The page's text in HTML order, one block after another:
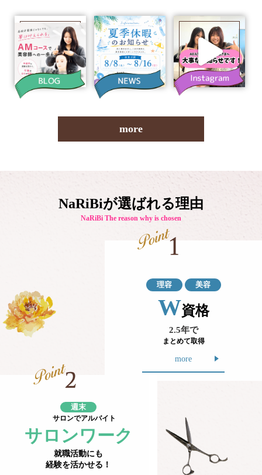
more
NaRiBiが選ばれる理由
NaRiBi The reason why is chosen
理容 美容
W資格
2.5年で
まとめて取得
more
週末
サロンでアルバイト
サロンワーク
就職活動にも
経験を活かせる！